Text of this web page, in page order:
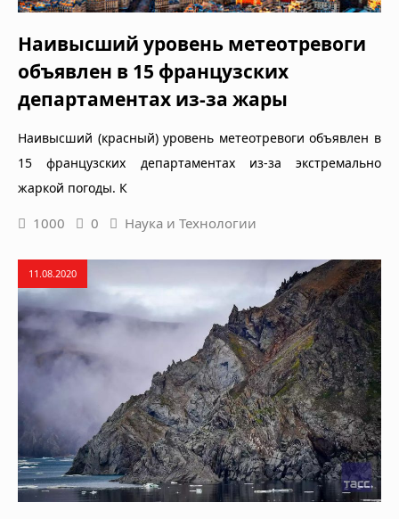
Наивысший уровень метеотревоги
объявлен в 15 французских
департаментах из-за жары
Наивысший (красный) уровень метеотревоги объявлен в
15 французских департаментах из-за экстремально
жаркой погоды. К
1000 0 Наука и Технологии
11.08.2020